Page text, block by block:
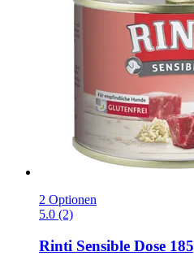
2 Optionen
5.0 (2)
Rinti Sensible Dose